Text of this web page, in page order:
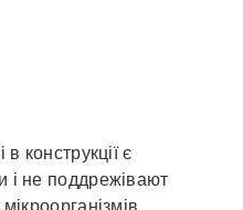
конструкції є
і не поддрежівают